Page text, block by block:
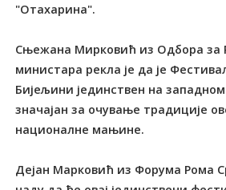
"Отахарина".
Сњежана Мирковић из Одбора за
министара рекла је да је
Бијељини јединствен на
значајан за очување традиције
националне мањине.
Дејан Марковић из Форума Рома